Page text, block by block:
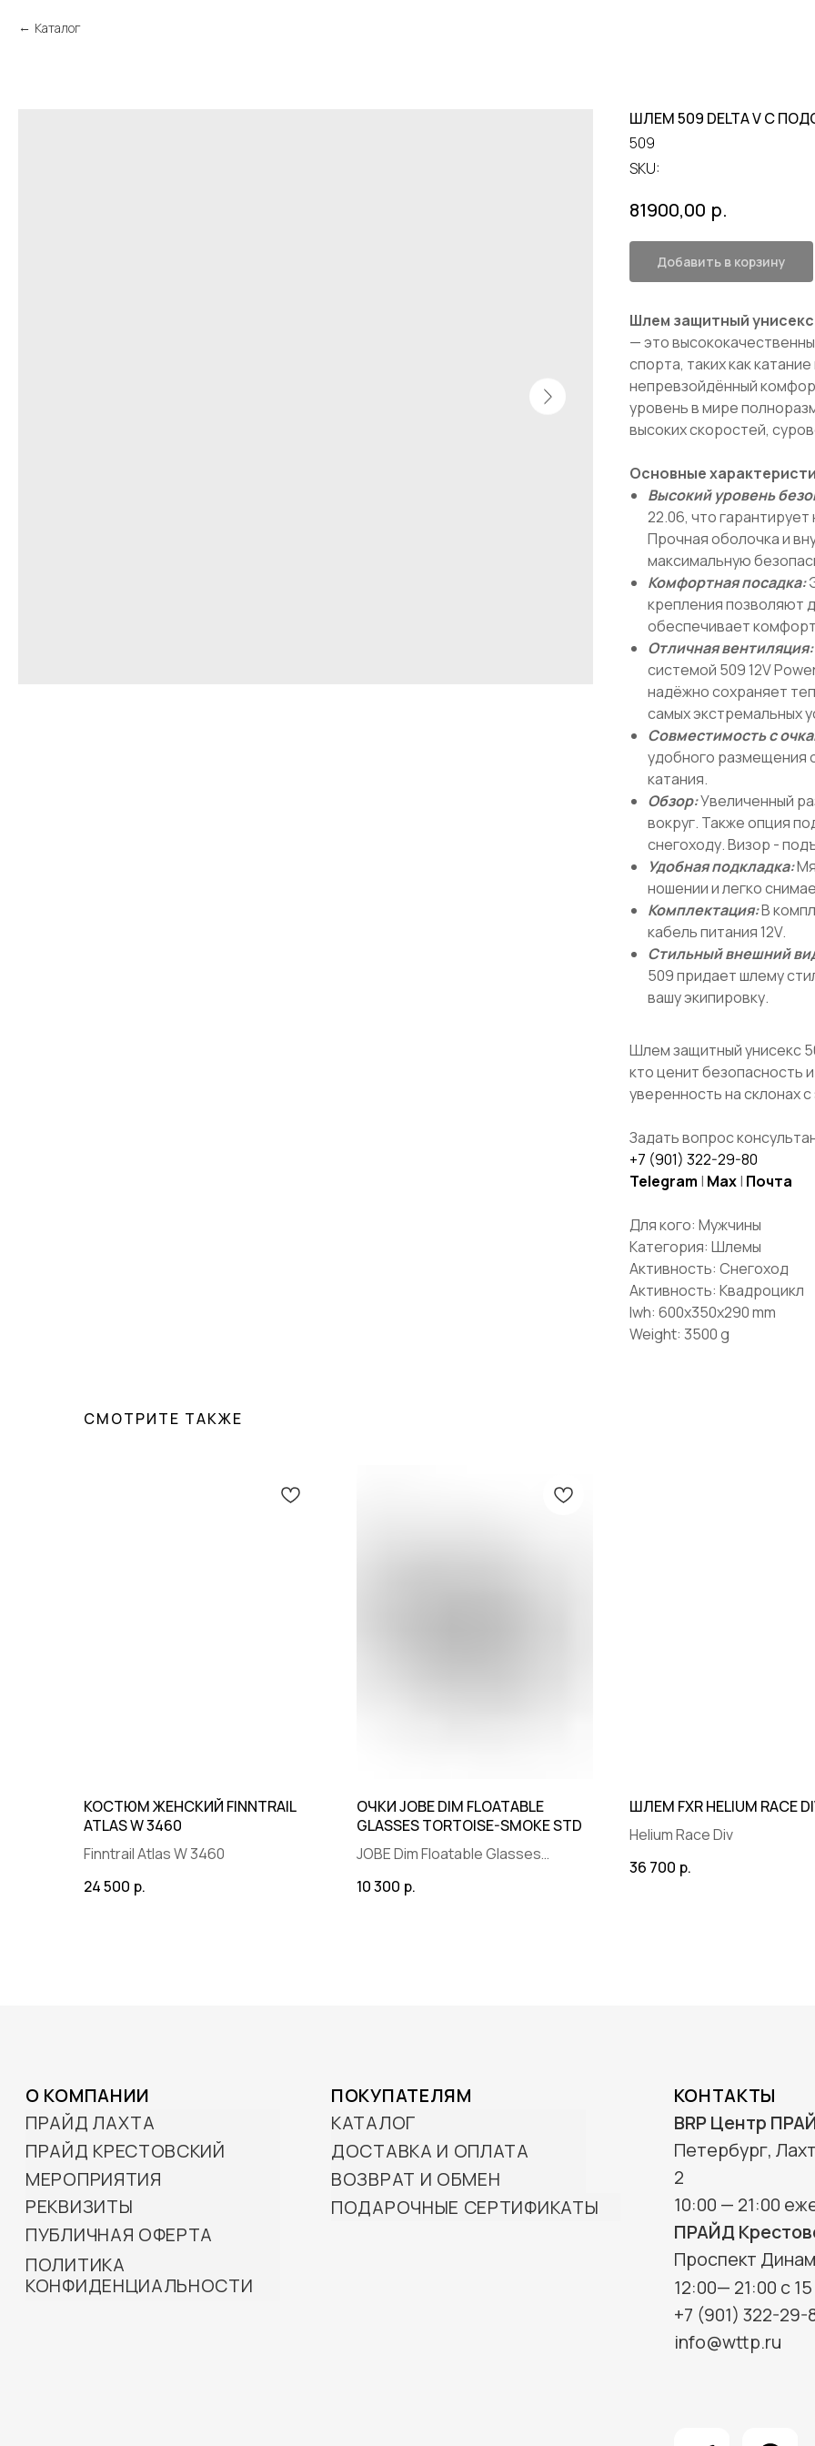
Каталог
ШЛЕМ 509 DELTA V С
509
SKU:
81900,00 р.
Добавить в корзину
Шлем защитный
— это
спорта, таких как
непревзойдённый
уровень в мире
высоких скоростей,
Основные
Высокий уровень
22.06, что
Прочная оболочка и
максимальную
Комфортная посадка:
крепления позволяют
обеспечивает
Отличная вентиляция:
системой 509 12V
надёжно сохраняет
самых экстремальных
Совместимость с
удобного размещения
катания.
Обзор:Увеличенный
вокруг. Также опция
снегоходу. Визор -
Удобная подкладка:
ношении и легко
Комплектация:В
кабель питания 12V.
Стильный внешний
509 придает шлему
вашу экипировку.
Шлем защитный унисекс
кто ценит безопасность
уверенность на склонах
Задать вопрос
+7 (901) 322-29-80
Telegram | Max| Почта
Для кого: Мужчины
Категория: Шлемы
Активность: Снегоход
Активность: Квадроцикл
lwh: 600x350x290 mm
Weight: 3500 g
СМОТРИТЕ ТАКЖЕ
КОСТЮМ ЖЕНСКИЙ FINNTRAIL
ATLAS W 3460
Finntrail Atlas W 3460
24 500 р.
ОЧКИ JOBE DIM FLOATABLE
GLASSES TORTOISE-SMOKE STD
JOBE Dim Floatable Glasses
10 300 р.
ШЛЕМ FXR HELIUM RACE
Helium Race Div
36 700 р.
© 2025 BRP ЦЕНТР ПРАЙД
ПОКУПАТЕЛЯМ
КОНТАКТЫ